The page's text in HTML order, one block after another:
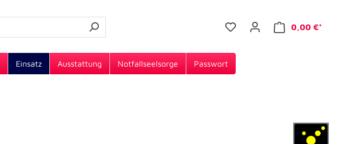
0,00 €*
Einsatz Ausstattung Notfallseelsorge Passwort